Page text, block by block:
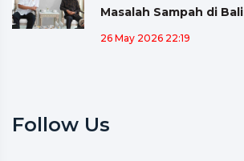
Masalah Sampah di Bali
26 May 2026 22:19
Follow Us